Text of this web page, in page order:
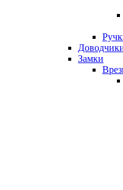
Замки